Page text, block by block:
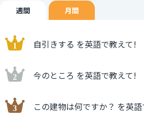
週間 月間
自引きする を英語で教えて!
今のところ を英語で教えて!
この建物は何ですか？ を英